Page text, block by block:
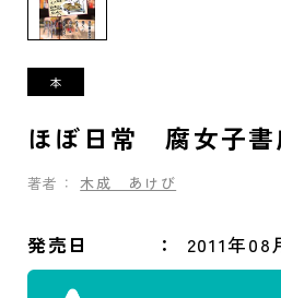
ほぼ日常 腐女子書
著者： 木成 あけび
発売日 2011年08